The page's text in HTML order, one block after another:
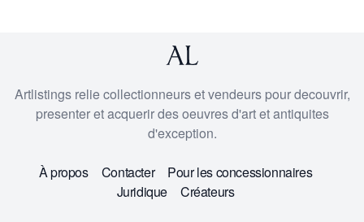
Artlistings relie collectionneurs et vendeurs pour decouvrir,
presenter et acquerir des oeuvres d'art et antiquites
d'exception.
À propos Contacter
Pour les concessionnaires
Juridique
Créateurs